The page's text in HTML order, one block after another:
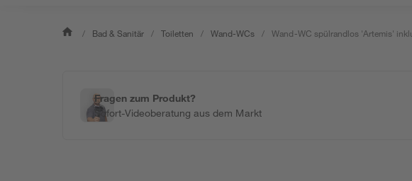
/ Bad & Sanitär / Toiletten / Wand-WCs / Wand-WC spülrandlos 'Artemis'
Fragen zum Produkt?
Sofort-Videoberatung aus dem Markt